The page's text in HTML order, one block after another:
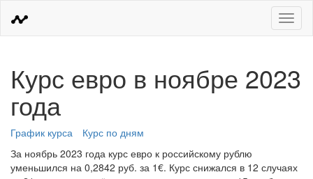
Меню
Курс евро в ноябре 2023
года
График курса
Курс по дням
За ноябрь 2023 года курс евро к российскому рублю
уменьшился на 0,2842 руб. за 1€. Курс снижался в 12 случаях